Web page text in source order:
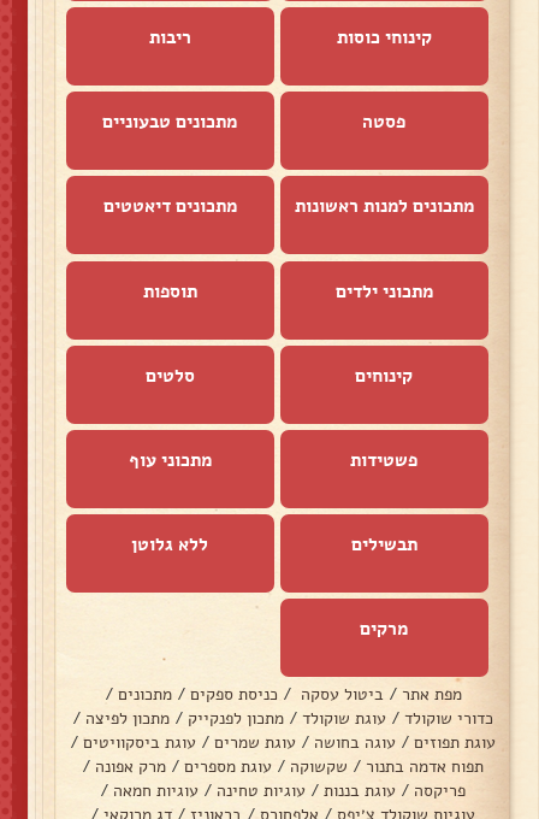
קינוחי כוסות ריבות
פסטה מתכונים טבעוניים
מתכונים למנות ראשונות מתכונים דיאטטים
מתכוני ילדים תוספות
קינוחים סלטים
פשטידות מתכוני עוף
תבשילים ללא גלוטן
מרקים
מפת אתר / ביטול עסקה / כניסת ספקים / מתכונים /
כדורי שוקולד / עוגת שוקולד / מתכון לפנקייק / מתכון לפיצה /
עוגת תפוזים / עוגה בחושה / עוגת שמרים / עוגת ביסקוויטים /
תפוח אדמה בתנור / שקשוקה / עוגת מספרים / מרק אפונה /
פריקסה / עוגת בננות / עוגיות טחינה / עוגיות חמאה /